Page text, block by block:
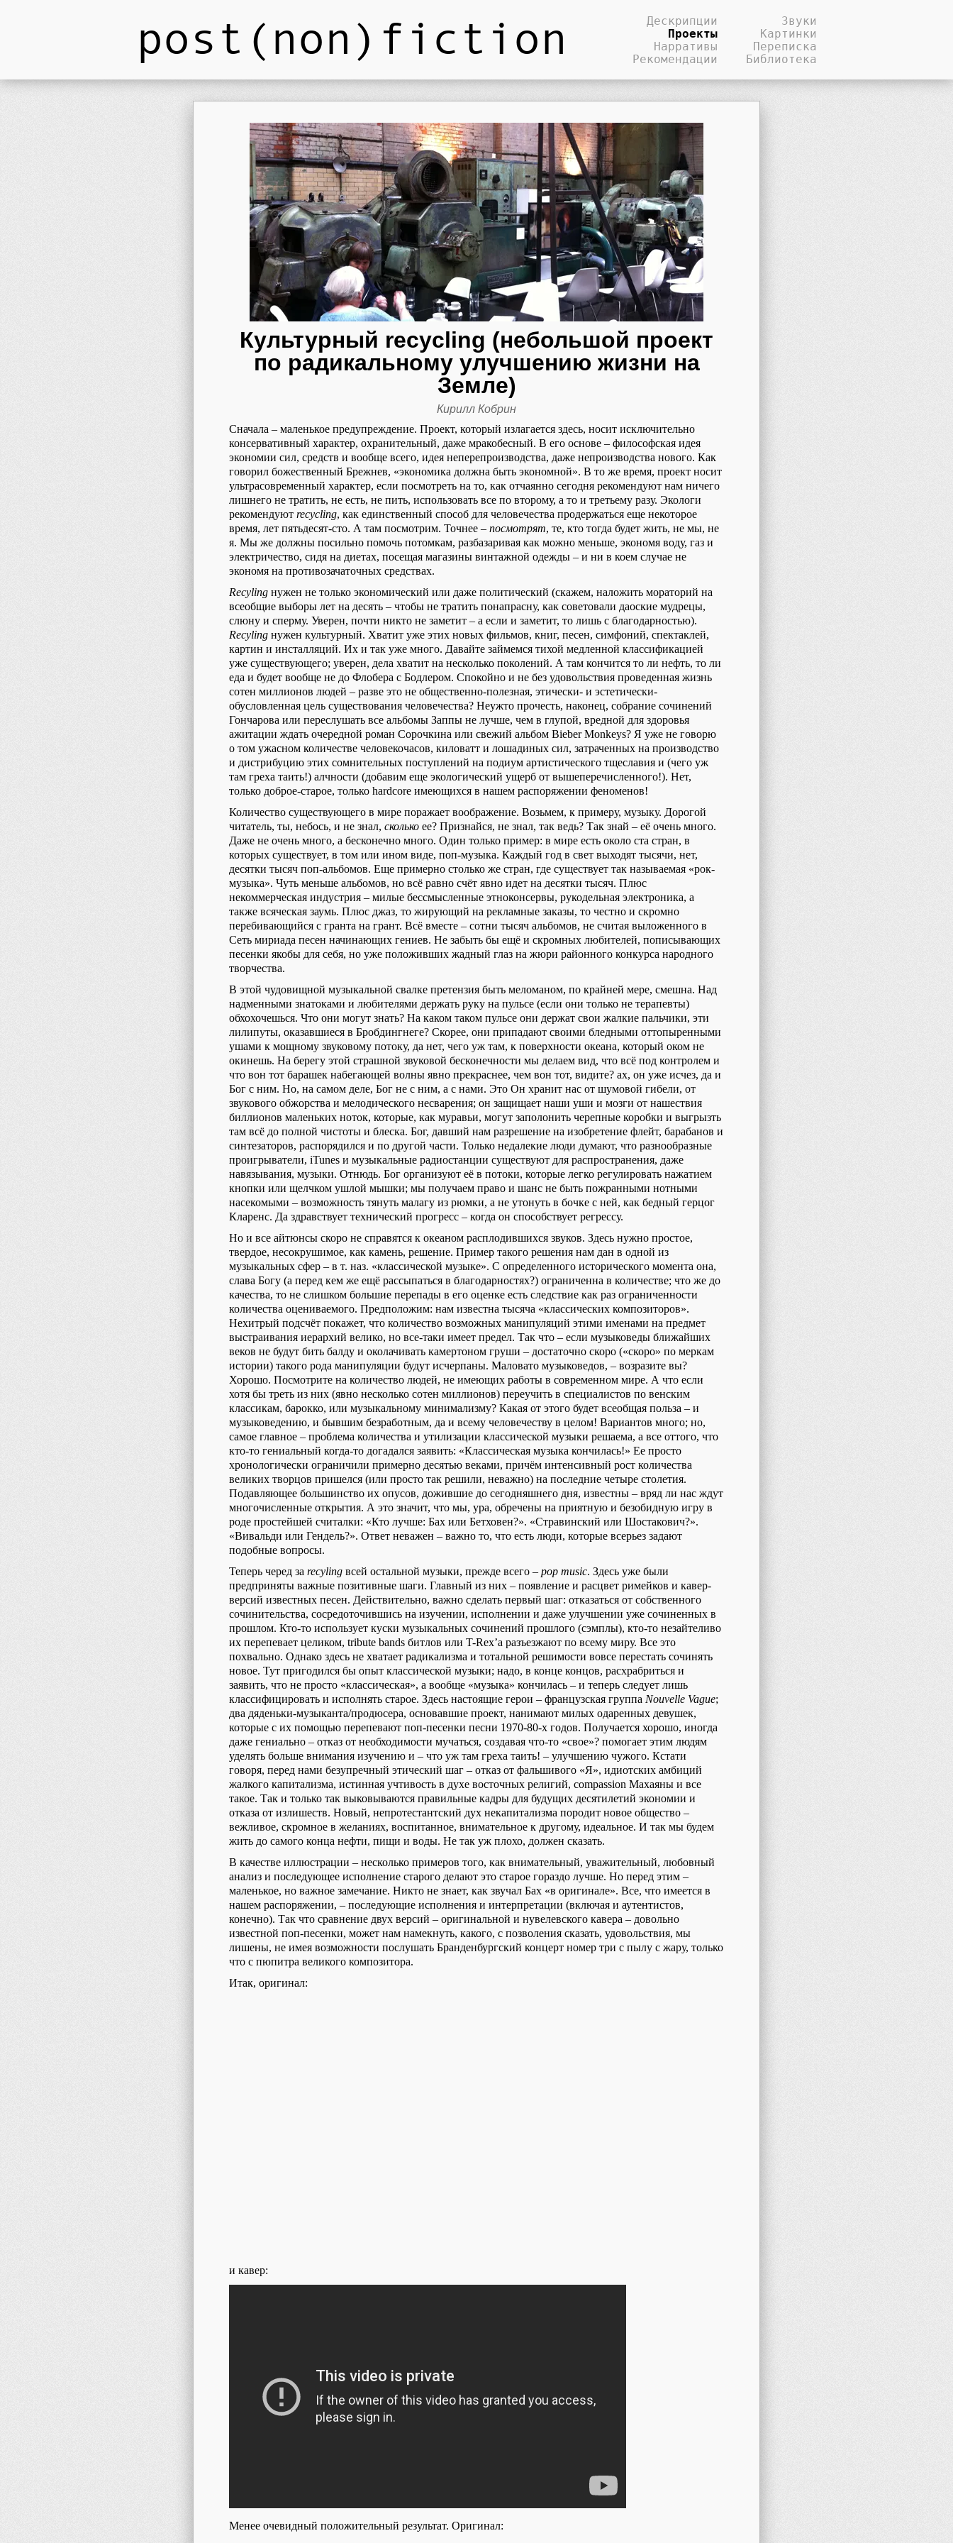
post(non)fiction
Дескрипции
Проекты
Нарративы
Рекомендации
Звуки
Картинки
Переписка
Библиотека
Культурный recycling (небольшой проект
по радикальному улучшению жизни на
Земле)
Кирилл Кобрин
Сначала – маленькое предупреждение. Проект, который излагается здесь, носит исключительно
консервативный характер, охранительный, даже мракобесный. В его основе – философская идея
экономии сил, средств и вообще всего, идея неперепроизводства, даже непроизводства нового. Как
говорил божественный Брежнев, «экономика должна быть экономной». В то же время, проект носит
ультрасовременный характер, если посмотреть на то, как отчаянно сегодня рекомендуют нам ничего
лишнего не тратить, не есть, не пить, использовать все по второму, а то и третьему разу. Экологи
рекомендуют recycling, как единственный способ для человечества продержаться еще некоторое
время, лет пятьдесят-сто. А там посмотрим. Точнее – посмотрят, те, кто тогда будет жить, не мы, не
я. Мы же должны посильно помочь потомкам, разбазаривая как можно меньше, экономя воду, газ и
электричество, сидя на диетах, посещая магазины винтажной одежды – и ни в коем случае не
экономя на противозачаточных средствах.
Recyling нужен не только экономический или даже политический (скажем, наложить мораторий на
всеобщие выборы лет на десять – чтобы не тратить понапрасну, как советовали даоские мудрецы,
слюну и сперму. Уверен, почти никто не заметит – а если и заметит, то лишь с благодарностью).
Recyling нужен культурный. Хватит уже этих новых фильмов, книг, песен, симфоний, спектаклей,
картин и инсталляций. Их и так уже много. Давайте займемся тихой медленной классификацией
уже существующего; уверен, дела хватит на несколько поколений. А там кончится то ли нефть, то ли
еда и будет вообще не до Флобера с Бодлером. Спокойно и не без удовольствия проведенная жизнь
сотен миллионов людей – разве это не общественно-полезная, этически- и эстетически-
обусловленная цель существования человечества? Неужто прочесть, наконец, собрание сочинений
Гончарова или переслушать все альбомы Заппы не лучше, чем в глупой, вредной для здоровья
ажитации ждать очередной роман Сорочкина или свежий альбом Bieber Monkeys? Я уже не говорю
о том ужасном количестве человекочасов, киловатт и лошадиных сил, затраченных на производство
и дистрибуцию этих сомнительных поступлений на подиум артистического тщеславия и (чего уж
там греха таить!) алчности (добавим еще экологический ущерб от вышеперечисленного!). Нет,
только доброе-старое, только hardcore имеющихся в нашем распоряжении феноменов!
Количество существующего в мире поражает воображение. Возьмем, к примеру, музыку. Дорогой
читатель, ты, небось, и не знал, сколько ее? Признайся, не знал, так ведь? Так знай – её очень много.
Даже не очень много, а бесконечно много. Один только пример: в мире есть около ста стран, в
которых существует, в том или ином виде, поп-музыка. Каждый год в свет выходят тысячи, нет,
десятки тысяч поп-альбомов. Еще примерно столько же стран, где существует так называемая «рок-
музыка». Чуть меньше альбомов, но всё равно счёт явно идет на десятки тысяч. Плюс
некоммерческая индустрия – милые бессмысленные этноконсервы, рукодельная электроника, а
также всяческая заумь. Плюс джаз, то жирующий на рекламные заказы, то честно и скромно
перебивающийся с гранта на грант. Всё вместе – сотни тысяч альбомов, не считая выложенного в
Сеть мириада песен начинающих гениев. Не забыть бы ещё и скромных любителей, пописывающих
песенки якобы для себя, но уже положивших жадный глаз на жюри районного конкурса народного
творчества.
В этой чудовищной музыкальной свалке претензия быть меломаном, по крайней мере, смешна. Над
надменными знатоками и любителями держать руку на пульсе (если они только не терапевты)
обхохочешься. Что они могут знать? На каком таком пульсе они держат свои жалкие пальчики, эти
лилипуты, оказавшиеся в Бробдингнеге? Скорее, они припадают своими бледными оттопыренными
ушами к мощному звуковому потоку, да нет, чего уж там, к поверхности океана, который оком не
окинешь. На берегу этой страшной звуковой бесконечности мы делаем вид, что всё под контролем и
что вон тот барашек набегающей волны явно прекраснее, чем вон тот, видите? ах, он уже исчез, да и
Бог с ним. Но, на самом деле, Бог не с ним, а с нами. Это Он хранит нас от шумовой гибели, от
звукового обжорства и мелодического несварения; он защищает наши уши и мозги от нашествия
биллионов маленьких ноток, которые, как муравьи, могут заполонить черепные коробки и выгрызть
там всё до полной чистоты и блеска. Бог, давший нам разрешение на изобретение флейт, барабанов и
синтезаторов, распорядился и по другой части. Только недалекие люди думают, что разнообразные
проигрыватели, iTunes и музыкальные радиостанции существуют для распространения, даже
навязывания, музыки. Отнюдь. Бог организуют её в потоки, которые легко регулировать нажатием
кнопки или щелчком ушлой мышки; мы получаем право и шанс не быть пожранными нотными
насекомыми – возможность тянуть малагу из рюмки, а не утонуть в бочке с ней, как бедный герцог
Кларенс. Да здравствует технический прогресс – когда он способствует регрессу.
Но и все айтюнсы скоро не справятся к океаном расплодившихся звуков. Здесь нужно простое,
твердое, несокрушимое, как камень, решение. Пример такого решения нам дан в одной из
музыкальных сфер – в т. наз. «классической музыке». С определенного исторического момента она,
слава Богу (а перед кем же ещё рассыпаться в благодарностях?) ограниченна в количестве; что же до
качества, то не слишком большие перепады в его оценке есть следствие как раз ограниченности
количества оцениваемого. Предположим: нам известна тысяча «классических композиторов».
Нехитрый подсчёт покажет, что количество возможных манипуляций этими именами на предмет
выстраивания иерархий велико, но все-таки имеет предел. Так что – если музыковеды ближайших
веков не будут бить балду и околачивать камертоном груши – достаточно скоро («скоро» по меркам
истории) такого рода манипуляции будут исчерпаны. Маловато музыковедов, – возразите вы?
Хорошо. Посмотрите на количество людей, не имеющих работы в современном мире. А что если
хотя бы треть из них (явно несколько сотен миллионов) переучить в специалистов по венским
классикам, барокко, или музыкальному минимализму? Какая от этого будет всеобщая польза – и
музыковедению, и бывшим безработным, да и всему человечеству в целом! Вариантов много; но,
самое главное – проблема количества и утилизации классической музыки решаема, а все оттого, что
кто-то гениальный когда-то догадался заявить: «Классическая музыка кончилась!» Ее просто
хронологически ограничили примерно десятью веками, причём интенсивный рост количества
великих творцов пришелся (или просто так решили, неважно) на последние четыре столетия.
Подавляющее большинство их опусов, дожившие до сегодняшнего дня, известны – вряд ли нас ждут
многочисленные открытия. А это значит, что мы, ура, обречены на приятную и безобидную игру в
роде простейшей считалки: «Кто лучше: Бах или Бетховен?». «Стравинский или Шостакович?».
«Вивальди или Гендель?». Ответ неважен – важно то, что есть люди, которые всерьез задают
подобные вопросы.
Теперь черед за recyling всей остальной музыки, прежде всего – pop music. Здесь уже были
предприняты важные позитивные шаги. Главный из них – появление и расцвет римейков и кавер-
версий известных песен. Действительно, важно сделать первый шаг: отказаться от собственного
сочинительства, сосредоточившись на изучении, исполнении и даже улучшении уже сочиненных в
прошлом. Кто-то использует куски музыкальных сочинений прошлого (сэмплы), кто-то незайтеливо
их перепевает целиком, tribute bands битлов или T-Rex’a разъезжают по всему миру. Все это
похвально. Однако здесь не хватает радикализма и тотальной решимости вовсе перестать сочинять
новое. Тут пригодился бы опыт классической музыки; надо, в конце концов, расхрабриться и
заявить, что не просто «классическая», а вообще «музыка» кончилась – и теперь следует лишь
классифицировать и исполнять старое. Здесь настоящие герои – французская группа Nouvelle Vague;
два дяденьки-музыканта/продюсера, основавшие проект, нанимают милых одаренных девушек,
которые с их помощью перепевают поп-песенки песни 1970-80-х годов. Получается хорошо, иногда
даже гениально – отказ от необходимости мучаться, создавая что-то «свое»? помогает этим людям
уделять больше внимания изучению и – что уж там греха таить! – улучшению чужого. Кстати
говоря, перед нами безупречный этический шаг – отказ от фальшивого «Я», идиотских амбиций
жалкого капитализма, истинная учтивость в духе восточных религий, compassion Махаяны и все
такое. Так и только так выковываются правильные кадры для будущих десятилетий экономии и
отказа от излишеств. Новый, непротестантский дух некапитализма породит новое общество –
вежливое, скромное в желаниях, воспитанное, внимательное к другому, идеальное. И так мы будем
жить до самого конца нефти, пищи и воды. Не так уж плохо, должен сказать.
В качестве иллюстрации – несколько примеров того, как внимательный, уважительный, любовный
анализ и последующее исполнение старого делают это старое гораздо лучше. Но перед этим –
маленькое, но важное замечание. Никто не знает, как звучал Бах «в оригинале». Все, что имеется в
нашем распоряжении, – последующие исполнения и интерпретации (включая и аутентистов,
конечно). Так что сравнение двух версий – оригинальной и нувелевского кавера – довольно
известной поп-песенки, может нам намекнуть, какого, с позволения сказать, удовольствия, мы
лишены, не имея возможности послушать Бранденбургский концерт номер три с пылу с жару, только
что с пюпитра великого композитора.
Итак, оригинал:
и кавер:
Менее очевидный положительный результат. Оригинал: